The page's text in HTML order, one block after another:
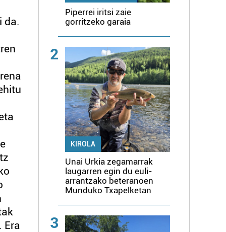
da.
Era
Piperrei iritsi zaie
gorritzeko garaia
2
KIROLA
Unai Urkia zegamarrak
laugarren egin du euli-
arrantzako beteranoen
Munduko Txapelketan
3